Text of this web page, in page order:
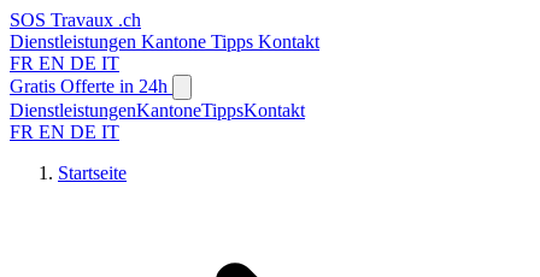
SOS Travaux .ch
Dienstleistungen Kantone Tipps Kontakt
FR EN DE IT
Gratis Offerte in 24h
DienstleistungenKantoneTippsKontakt
FR EN DE IT
Startseite